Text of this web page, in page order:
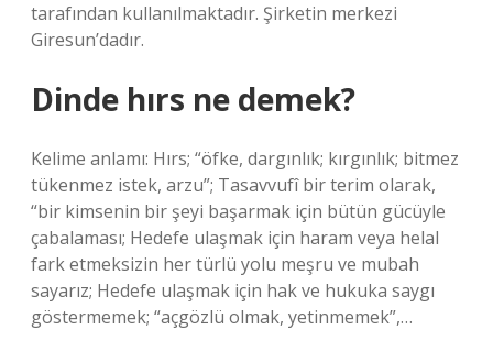
tarafından kullanılmaktadır. Şirketin merkezi
Giresun’dadır.
Dinde hırs ne demek?
Kelime anlamı: Hırs; “öfke, dargınlık; kırgınlık; bitmez
tükenmez istek, arzu”; Tasavvufî bir terim olarak,
“bir kimsenin bir şeyi başarmak için bütün gücüyle
çabalaması; Hedefe ulaşmak için haram veya helal
fark etmeksizin her türlü yolu meşru ve mubah
sayarız; Hedefe ulaşmak için hak ve hukuka saygı
göstermemek; “açgözlü olmak, yetinmemek”,…